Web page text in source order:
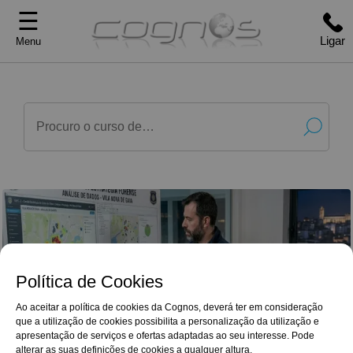
Política de Cookies
Ao aceitar a política de cookies da Cognos, deverá ter em consideração
que a utilização de cookies possibilita a personalização da utilização e
apresentação de serviços e ofertas adaptadas ao seu interesse. Pode
alterar as suas definições de cookies a qualquer altura.
☰
Menu Ligar
Google Reviews
4,9/5
Renovo os meus votos de agradecimento à
Cognos, que sempre soube estar disponivel e